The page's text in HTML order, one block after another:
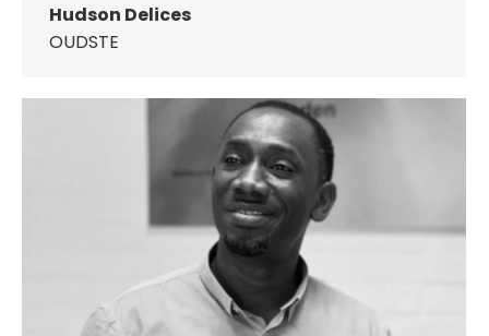
Hudson Delices
OUDSTE